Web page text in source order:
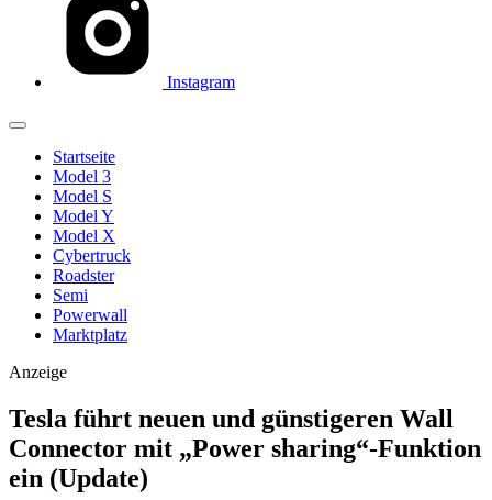
Instagram
Startseite
Model 3
Model S
Model Y
Model X
Cybertruck
Roadster
Semi
Powerwall
Marktplatz
Anzeige
Tesla führt neuen und günstigeren Wall
Connector mit „Power sharing“-Funktion
ein (Update)